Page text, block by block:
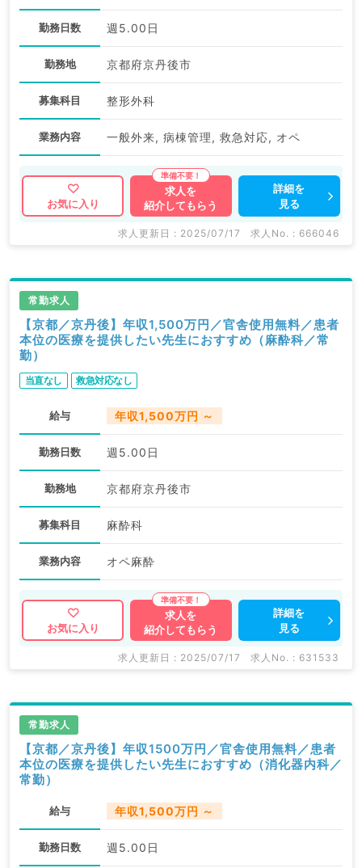
勤務日数 週5.00日
勤務地 京都府京丹後市
募集科目 整形外科
業務内容 一般外来, 病棟管理, 救急対応, オペ
お気に入り
求人を
紹介してもらう
詳細を
見る
求人更新日 : 2025/07/17 求人No. : 666046
常勤求人
【京都／京丹後】年収1,500万円／官舎使用無料／患者
本位の医療を提供したい先生におすすめ（麻酔科／常
勤）
当直なし 救急対応なし
給与 年収1,500万円 ～
勤務日数 週5.00日
勤務地 京都府京丹後市
募集科目 麻酔科
業務内容 オペ麻酔
お気に入り
求人を
紹介してもらう
詳細を
見る
求人更新日 : 2025/07/17 求人No. : 631533
常勤求人
【京都／京丹後】年収1500万円／官舎使用無料／患者
本位の医療を提供したい先生におすすめ（消化器内科／
常勤）
給与 年収1,500万円 ～
勤務日数 週5.00日